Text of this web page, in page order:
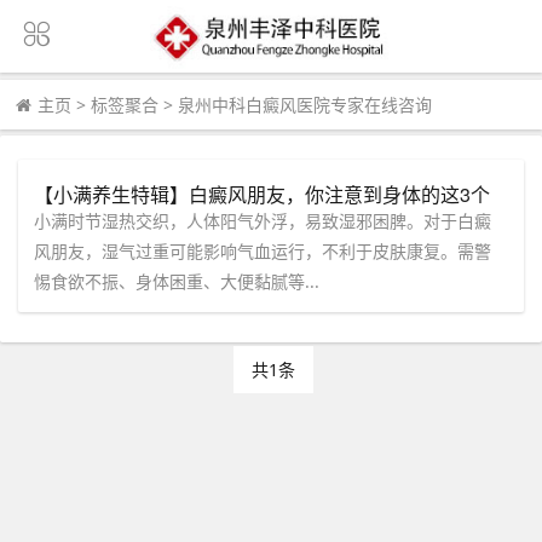
主页 > 标签聚合 > 泉州中科白癜风医院专家在线咨询
【小满养生特辑】白癜风朋友，你注意到身体的这3个
“湿气信号”了吗？在线咨询，获取专属调理建议！
小满时节湿热交织，人体阳气外浮，易致湿邪困脾。对于白癜
风朋友，湿气过重可能影响气血运行，不利于皮肤康复。需警
惕食欲不振、身体困重、大便黏腻等...
共1条